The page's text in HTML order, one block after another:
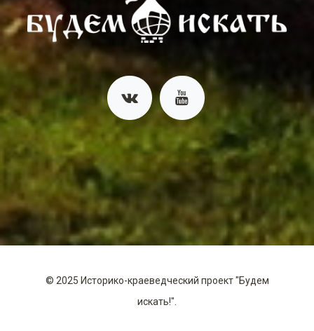
© 2025 Историко-краеведческий проект "Будем
искать!".